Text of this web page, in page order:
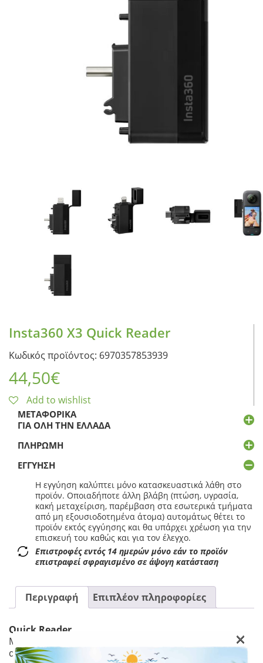
Insta360 X3 Quick Reader
Κωδικός προϊόντος: 6970357853939
44,50€
Add to wishlist
ΜΕΤΑΦΟΡΙΚΆ
ΓΙΑ ΌΛΗ ΤΗΝ ΕΛΛΆΔΑ
ΠΛΗΡΩΜΉ
ΕΓΓΎΗΣΗ
Η εγγύηση καλύπτει μόνο κατασκευαστικά λάθη στο
προϊόν. Οποιαδήποτε άλλη βλάβη (πτώση, υγρασία,
κακή μεταχείριση, παρέμβαση στα εσωτερικά τμήματα
από μη εξουσιοδοτημένα άτομα) αυτομάτως θέτει το
προϊόν εκτός εγγύησης και θα υπάρχει χρέωση για την
επισκευή του καθώς και για τον έλεγχο.
Επιστροφές εντός 14 ημερών μόνο εάν το προϊόν
επιστραφεί σφραγισμένο σε άψογη κατάσταση
Περιγραφή Επιπλέον πληροφορίες
Quick Reader.
Μονάδα αποθήκευσης Plug-and-play. Μεταφέρετε
αρχεία χωρίς να χρειάζεται να χρησιμοποιήσετε WiFi.
×